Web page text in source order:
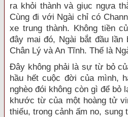
ra khỏi thành và giục ngựa
Cùng đi với Ngài chỉ có
xe trung thành. Không tiền
đây mai đó, Ngài bắt đầu
Chân Lý và An Tĩnh. Thế là
Đây không phải là sự từ bỏ
hầu hết cuộc đời của mình,
nghèo đói không còn gì để bỏ
khước từ của một hoàng tử
thiếu, trong cảnh ấm no, sung